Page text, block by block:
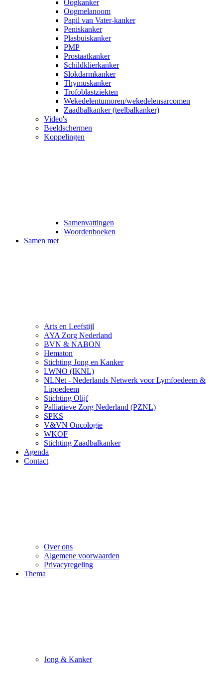
Oogkanker
Oogmelanoom
Papil van Vater-kanker
Peniskanker
Plasbuiskanker
PMP
Prostaatkanker
Schildklierkanker
Slokdarmkanker
Thymuskanker
Trofoblastziekten
Wekedelentumoren/wekedelensarcomen
Zaadbalkanker (teelbalkanker)
Video's
Beeldschermen
Koppelingen
Samenvattingen
Woordenboeken
Samen met
Arts en Leefstijl
AYA Zorg Nederland
BVN & NABON
Hematon
Stichting Jong en Kanker
LWNO (IKNL)
NLNet - Nederlands Netwerk voor Lymfoedeem &
Lipoedeem
Stichting Olijf
Palliatieve Zorg Nederland (PZNL)
SPKS
V&VN Oncologie
WKOF
Stichting Zaadbalkanker
Agenda
Contact
Over ons
Algemene voorwaarden
Privacyregeling
Thema
Jong & Kanker